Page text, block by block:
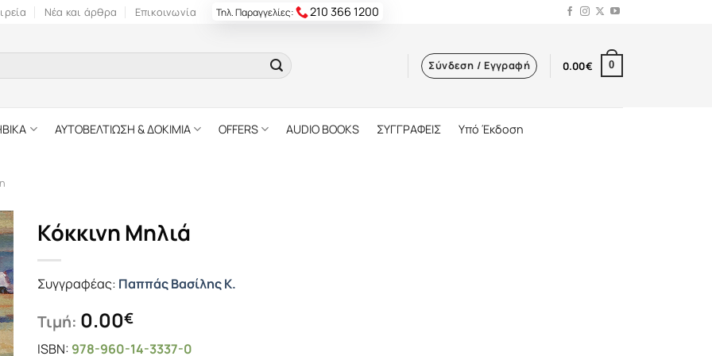
Νέα και άρθρα Επικοινωνία Τηλ. Παραγγελίες: 210 366 1200
Σύνδεση / Εγγραφή 0.00€ 0
ΑΥΤΟΒΕΛΤΙΩΣΗ & ΔΟΚΙΜΙΑ OFFERS AUDIO BOOKS ΣΥΓΓΡΑΦΕΙΣ Υπό Έκδοση
Κόκκινη Μηλιά
Συγγραφέας: Παππάς Βασίλης Κ.
Τιμή: 0.00€
ISBN: 978-960-14-3337-0